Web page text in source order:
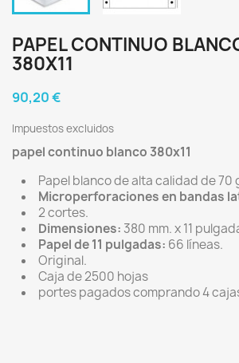
PAPEL CONTINUO
380X11
90,20 €
Impuestos excluidos
papel continuo blanco 380x11
Papel blanco de alta calidad de 70
Microperforaciones en bandas
2 cortes.
Dimensiones: 380 mm. x 11
Papel de 11 pulgadas: 66 líneas.
Original.
Caja de 2500 hojas
portes pagados comprando 4